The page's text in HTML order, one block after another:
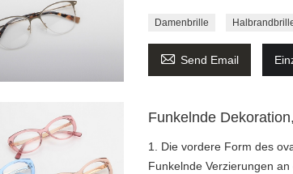
Damenbrille
 Send Email
Funkelnde
1. Die vordere Form des
Funkelnde Verzierungen